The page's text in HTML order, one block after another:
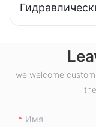
двигатель S
we welcome
Имя